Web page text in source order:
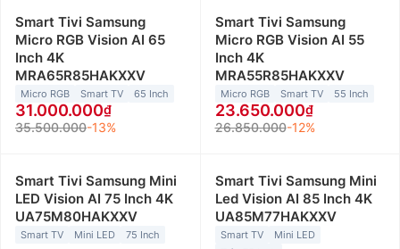
Smart Tivi Samsung
Micro RGB Vision AI 65
Inch 4K
MRA65R85HAKXXV
Micro RGB Smart TV 65 Inch
31.000.000
35.500.000-13%
Smart Tivi Samsung
Micro RGB Vision AI 55
Inch 4K
MRA55R85HAKXXV
Micro RGB Smart TV 55 Inch
23.650.000
26.850.000-12%
Smart Tivi Samsung Mini
LED Vision AI 75 Inch 4K
UA75M80HAKXXV
Smart TV Mini LED 75 Inch
Smart Tivi Samsung Mini
Led Vision AI 85 Inch 4K
UA85M77HAKXXV
Smart TV
Mini LED